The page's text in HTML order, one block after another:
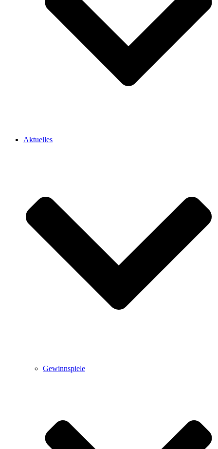
Aktuelles
Gewinnspiele